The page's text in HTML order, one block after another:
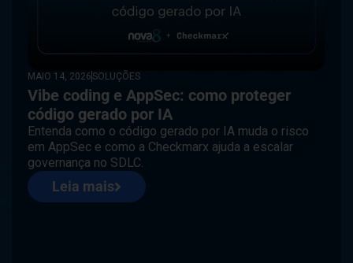
MAIO 14, 2026 SOLUÇÕES
Vibe coding e AppSec: como proteger
código gerado por IA
Entenda como o código gerado por IA muda o risco
em AppSec e como a Checkmarx ajuda a escalar
governança no SDLC.
Leia mais